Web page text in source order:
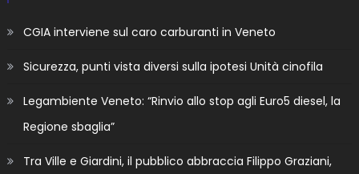
CGIA interviene sul caro carburanti in Veneto
Sicurezza, punti vista diversi sulla ipotesi Unità cinofila
Legambiente Veneto: “Rinvio allo stop agli Euro5 diesel, la
Regione sbaglia”
Tra Ville e Giardini, il pubblico abbraccia Filippo Graziani,